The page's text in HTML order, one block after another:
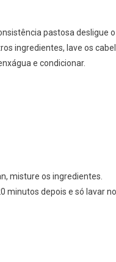
pastosa desligue
ingredientes, lave os
e condicionar.
misture os ingredientes.
minutos depois e só lavar